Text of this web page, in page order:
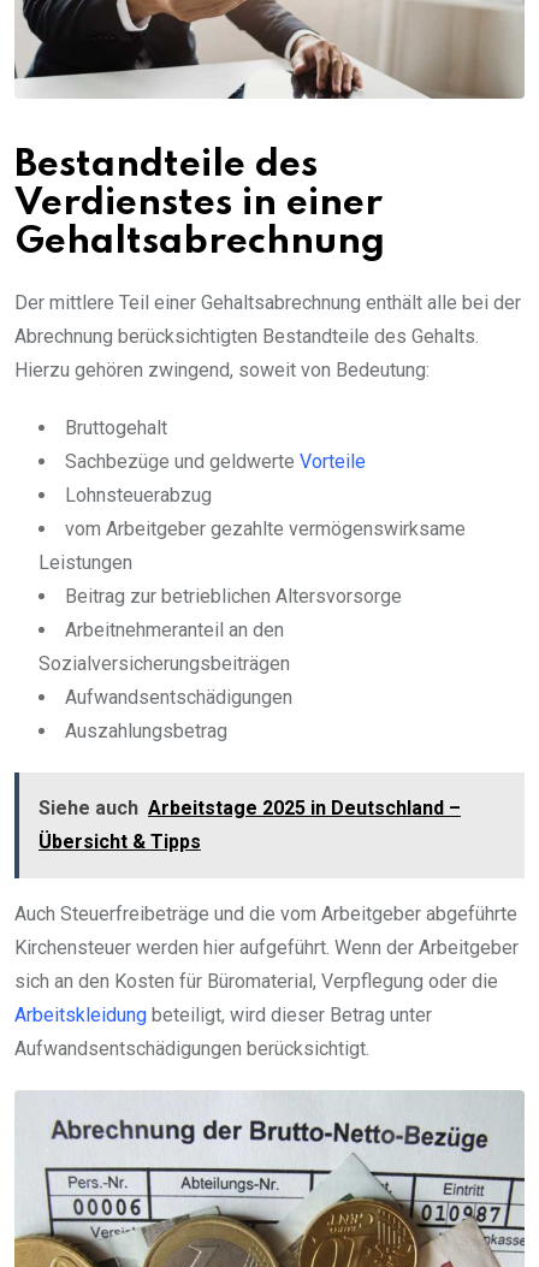
Bestandteile des
Verdienstes in einer
Gehaltsabrechnung
Der mittlere Teil einer Gehaltsabrechnung enthält alle bei der
Abrechnung berücksichtigten Bestandteile des Gehalts.
Hierzu gehören zwingend, soweit von Bedeutung:
Bruttogehalt
Sachbezüge und geldwerte Vorteile
Lohnsteuerabzug
vom Arbeitgeber gezahlte vermögenswirksame
Leistungen
Beitrag zur betrieblichen Altersvorsorge
Arbeitnehmeranteil an den
Sozialversicherungsbeiträgen
Aufwandsentschädigungen
Auszahlungsbetrag
Siehe auch Arbeitstage 2025 in Deutschland –
Übersicht & Tipps
Auch Steuerfreibeträge und die vom Arbeitgeber abgeführte
Kirchensteuer werden hier aufgeführt. Wenn der Arbeitgeber
sich an den Kosten für Büromaterial, Verpflegung oder die
Arbeitskleidung beteiligt, wird dieser Betrag unter
Aufwandsentschädigungen berücksichtigt.